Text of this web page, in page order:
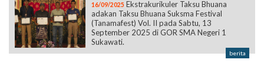
16/09/2025 Ekstrakurikuler Taksu Bhuana
adakan Taksu Bhuana Suksma Festival
(Tanamafest) Vol. II pada Sabtu, 13
September 2025 di GOR SMA Negeri 1
Sukawati.
berita